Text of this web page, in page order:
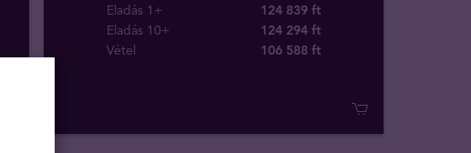
Eladás 1+
124 839 ft
Eladás 10+
124 294 ft
Vétel
106 588 ft